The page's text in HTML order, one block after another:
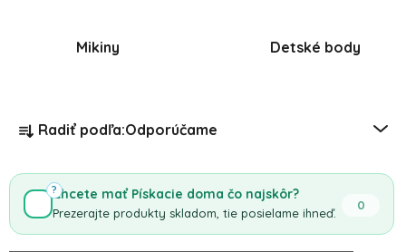
Mikiny Detské body
Radenie produktov
Radiť podľa:Odporúčame
Chcete mať Pískacie doma čo najskôr?
Prezerajte produkty skladom, tie posielame ihneď.
0
?